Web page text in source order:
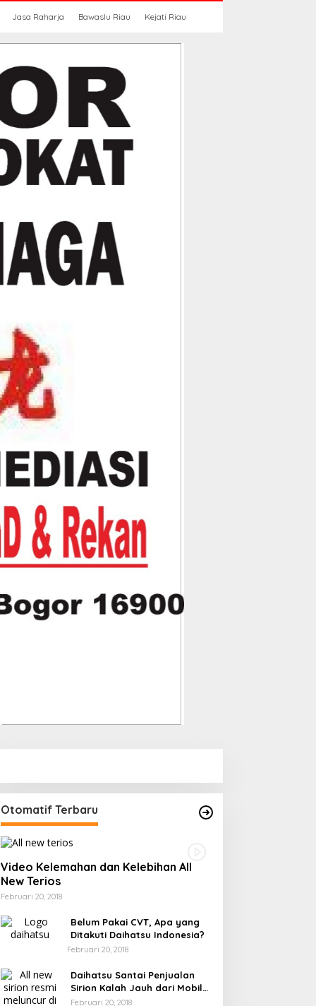
Jasa Raharja Bawaslu Riau Kejati Riau
Otomatif Terbaru
Video Kelemahan dan Kelebihan All
New Terios
Februari 20, 2018
Belum Pakai CVT, Apa yang
Ditakuti Daihatsu Indonesia?
Februari 20, 2018
Daihatsu Santai Penjualan
Sirion Kalah Jauh dari Mobil
LCGC
Februari 20, 2018